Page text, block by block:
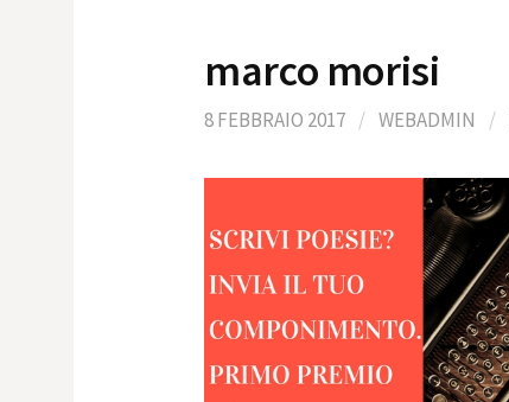
marco morisi
8 FEBBRAIO 2017 / WEBADMIN /